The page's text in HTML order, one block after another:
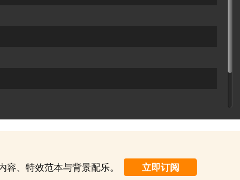
容、特效范本与背景配乐。
立即订阅